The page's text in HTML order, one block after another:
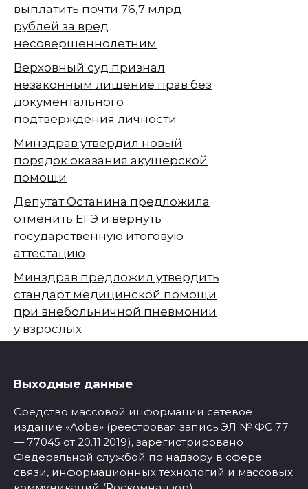
выплатить почти 76,7 млрд
рублей за вред
несовершеннолетним
Верховный суд признал
незаконным лишение прав без
документального
подтверждения личности
Минздрав утвердил новый
порядок оказания акушерской
помощи
Депутат Останина предложила
отменить ЕГЭ и вернуть
государственную итоговую
аттестацию
Минздрав предложил утвердить
стандарт медицинской помощи
при внебольничной пневмонии
у взрослых
Выходные данные
Средство массовой информации сетевое
издание «Aobe» (реестровая запись ЭЛ № ФС 77
— 77045 от 20.11.2019), зарегистрировано
Федеральной службой по надзору в сфере
связи, информационных технологий и массовых